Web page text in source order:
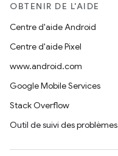
OBTENIR DE L'AIDE
Centre d'aide Android
Centre d'aide Pixel
www.android.com
Google Mobile Services
Stack Overflow
Outil de suivi des problèmes